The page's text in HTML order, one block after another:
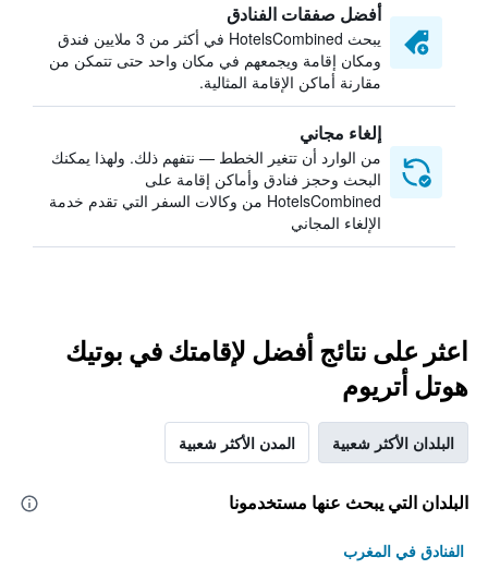
أفضل صفقات الفنادق
يبحث HotelsCombined في أكثر من 3 ملايين فندق
ومكان إقامة ويجمعهم في مكان واحد حتى تتمكن من
مقارنة أماكن الإقامة المثالية.
إلغاء مجاني
من الوارد أن تتغير الخطط — نتفهم ذلك. ولهذا يمكنك
البحث وحجز فنادق وأماكن إقامة على
HotelsCombined من وكالات السفر التي تقدم خدمة
الإلغاء المجاني
اعثر على نتائج أفضل لإقامتك في بوتيك
هوتل أتريوم
البلدان الأكثر شعبية المدن الأكثر شعبية
البلدان التي يبحث عنها مستخدمونا
الفنادق في المغرب